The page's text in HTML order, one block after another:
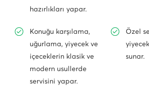
hazırlıkları yapar.
Konuğu karşılama,
uğurlama, yiyecek ve
içeceklerin klasik ve
modern usullerde
servisini yapar.
Özel
sunar.